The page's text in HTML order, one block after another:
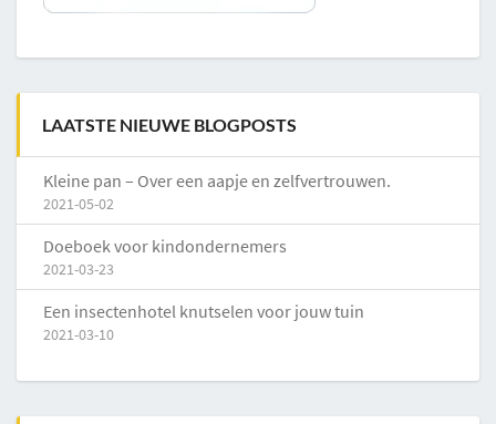
LAATSTE NIEUWE BLOGPOSTS
Kleine pan – Over een aapje en zelfvertrouwen.
2021-05-02
Doeboek voor kindondernemers
2021-03-23
Een insectenhotel knutselen voor jouw tuin
2021-03-10